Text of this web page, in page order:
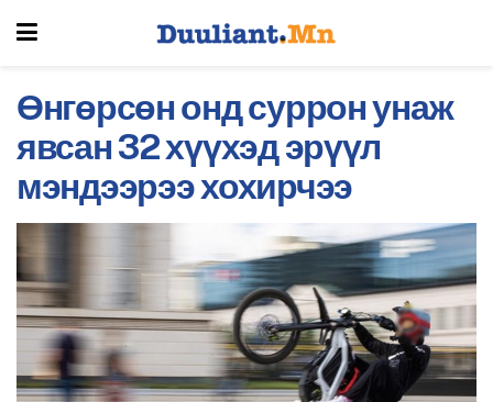
Өнгөрсөн онд суррон унаж
явсан 32 хүүхэд эрүүл
мэндээрээ хохирчээ